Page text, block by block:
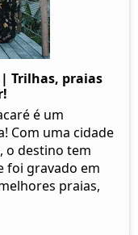
Trilhas, praias
é um
Com uma cidade
o destino tem
foi gravado em
praias,